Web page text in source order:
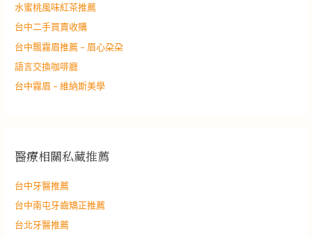
水蜜桃風味紅茶推薦
台中二手買賣收購
台中飄霧眉推薦 – 眉心朶朶
語言交換咖啡廳
台中霧眉 – 維納斯美學
醫療相關私藏推薦
台中牙醫推薦
台中南屯牙齒矯正推薦
台北牙醫推薦